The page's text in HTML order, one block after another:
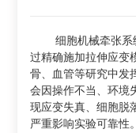
细胞机械牵张系统
过精确施加拉伸应变
骨、血管等研究中发
会因操作不当、环境
现应变失真、细胞脱
严重影响实验可靠性